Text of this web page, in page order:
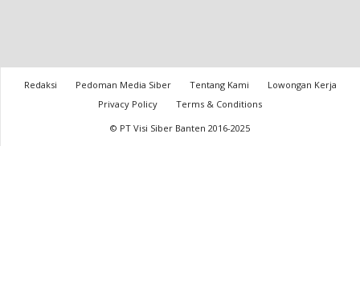
Redaksi Pedoman Media Siber Tentang Kami
Lowongan Kerja
Privacy Policy
Terms & Conditions
© PT Visi Siber Banten 2016-2025